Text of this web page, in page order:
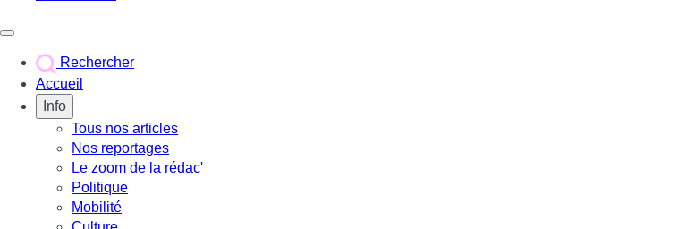
Rechercher
Accueil
Info
Tous nos articles
Nos reportages
Le zoom de la rédac'
Politique
Mobilité